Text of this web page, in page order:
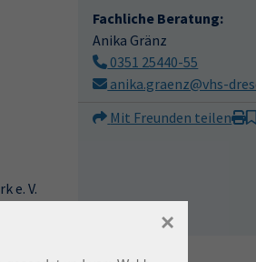
e. V.
Fachliche Beratung:
Anika Gränz
0351 25440-55
anika.graenz@vhs-
Mit Freunden teilen
×